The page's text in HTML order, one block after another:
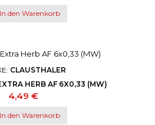
In den Warenkorb
CLAUSTHALER
HERB AF 6X0,33 (MW)
Preis
4,49 €
In den Warenkorb